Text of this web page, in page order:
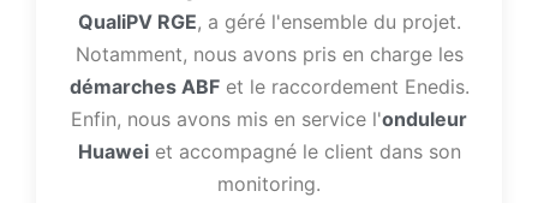
QualiPV RGE, a géré l'ensemble du projet.
Notamment, nous avons pris en charge les
démarches ABFet le raccordement Enedis.
Enfin, nous avons mis en service l'onduleur
Huaweiet accompagné le client dans son
monitoring.